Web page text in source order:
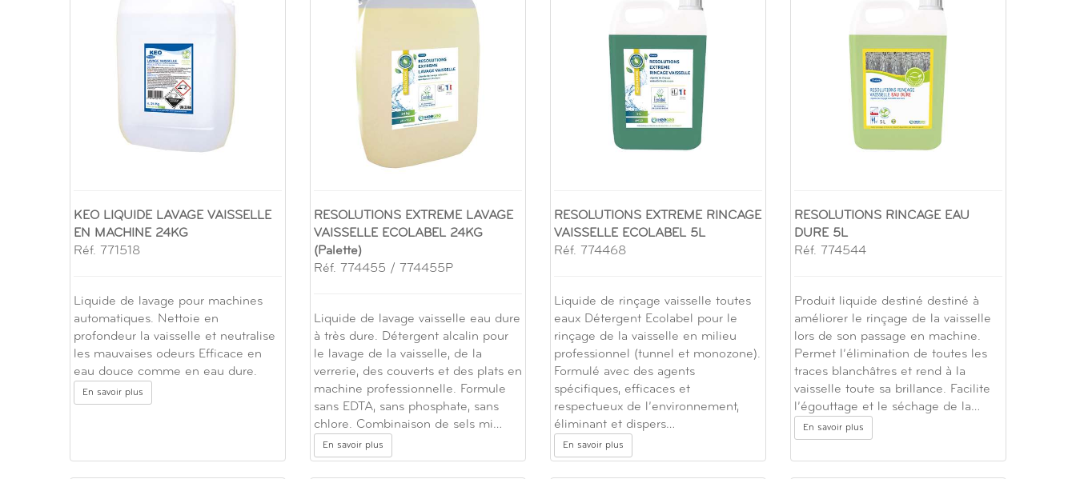
KEO LIQUIDE LAVAGE VAISSELLE
EN MACHINE 24KG
Réf. 771518
Liquide de lavage pour machines
automatiques. Nettoie en
profondeur la vaisselle et neutralise
les mauvaises odeurs Efficace en
eau douce comme en eau dure.
En savoir plus
RESOLUTIONS EXTREME LAVAGE
VAISSELLE ECOLABEL 24KG
(Palette)
Réf. 774455 / 774455P
Liquide de lavage vaisselle eau dure
à très dure. Détergent alcalin pour
le lavage de la vaisselle, de la
verrerie, des couverts et des plats en
machine professionnelle. Formule
sans EDTA, sans phosphate, sans
chlore. Combinaison de sels mi…
En savoir plus
RESOLUTIONS EXTREME RINCAGE
VAISSELLE ECOLABEL 5L
Réf. 774468
Liquide de rinçage vaisselle toutes
eaux Détergent Ecolabel pour le
rinçage de la vaisselle en milieu
professionnel (tunnel et monozone).
Formulé avec des agents
spécifiques, efficaces et
respectueux de l’environnement,
éliminant et dispers…
En savoir plus
RESOLUTIONS RINCAGE EAU
DURE 5L
Réf. 774544
Produit liquide destiné destiné à
améliorer le rinçage de la vaisselle
lors de son passage en machine.
Permet l’élimination de toutes les
traces blanchâtres et rend à la
vaisselle toute sa brillance. Facilite
l’égouttage et le séchage de la…
En savoir plus